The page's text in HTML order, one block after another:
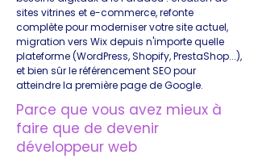
sites vitrines et e-commerce, refonte
complète pour moderniser votre site actuel,
migration vers Wix depuis n'importe quelle
plateforme (WordPress, Shopify, PrestaShop...),
et bien sûr le référencement SEO pour
atteindre la première page de Google.
Parce que vous avez mieux à
faire que de devenir
développeur web